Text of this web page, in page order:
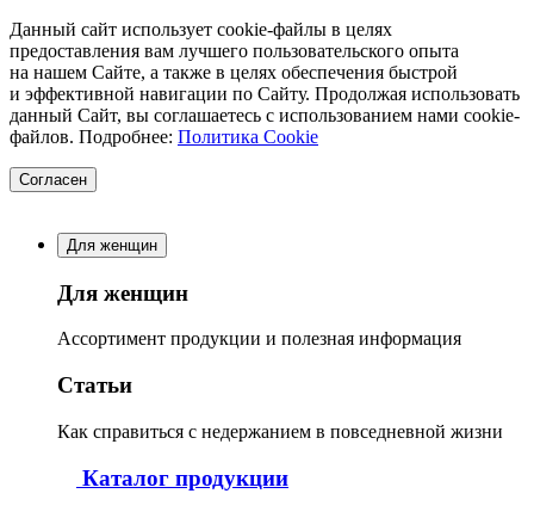
Данный сайт использует cookie-файлы в целях
предоставления вам лучшего пользовательского опыта
на нашем Сайте, а также в целях обеспечения быстрой
и эффективной навигации по Сайту. Продолжая использовать
данный Сайт, вы соглашаетесь с использованием нами cookie-
файлов. Подробнее: Политика Cookie
Согласен
Для женщин
Для женщин
Ассортимент продукции и полезная информация
Статьи
Как справиться с недержанием в повседневной жизни
Каталог продукции